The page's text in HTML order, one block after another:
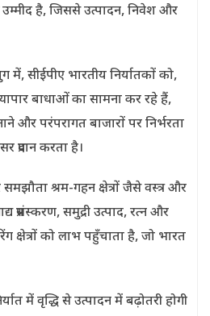
उम्मीद है, जिससे उत्पादन, निवेश और
में, सीईपीए भारतीय निर्यातकों को,
बाधाओं का सामना कर रहे हैं,
और परंपरागत बाजारों पर निर्भरता
करता है।
श्रम-गहन क्षेत्रों जैसे वस्त्र और
प्रसंस्करण, समुद्री उत्पाद, रत्न और
को लाभ पहुँचाता है, जो भारत
में वृद्धि से उत्पादन में बढ़ोतरी होगी